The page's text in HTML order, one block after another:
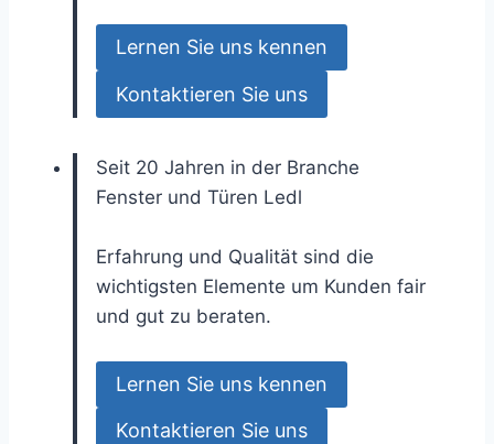
Lernen Sie uns kennen
Kontaktieren Sie uns
Seit 20 Jahren in der Branche
Fenster und Türen Ledl
Erfahrung und Qualität sind die
wichtigsten Elemente um Kunden fair
und gut zu beraten.
Lernen Sie uns kennen
Kontaktieren Sie uns